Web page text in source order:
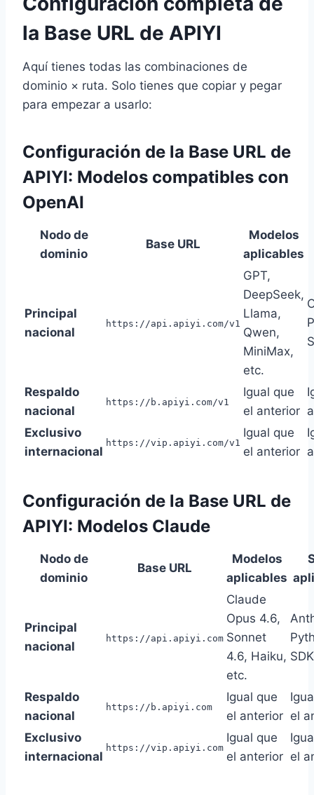
la Base URL de APIYI
Aquí tienes todas las combinaciones de
dominio × ruta. Solo tienes que copiar y pegar
para empezar a usarlo:
Configuración de la Base URL de
APIYI: Modelos compatibles con
OpenAI
Nodo de
dominio
Base URL
Modelos
aplicables
Principal
nacional
https://api.apiyi.com/v1
GPT,
DeepSeek,
Llama,
Qwen,
MiniMax,
etc.
Respaldo
nacional
https://b.apiyi.com/v1
Igual que
el anterior
Exclusivo
internacional
https://vip.apiyi.com/v1
Igual que
el anterior
Configuración de la Base URL de
APIYI: Modelos Claude
Nodo de
dominio
Base URL
Modelos
aplicables
Principal
nacional
https://api.apiyi.com
Claude
Opus 4.6,
Sonnet
4.6, Haiku,
etc.
SDK
Respaldo
nacional
https://b.apiyi.com
Igual que
el anterior el
Exclusivo
internacional
https://vip.apiyi.com
Igual que
el anterior el